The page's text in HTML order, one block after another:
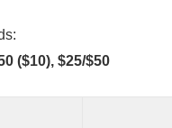
($10), $25/$50